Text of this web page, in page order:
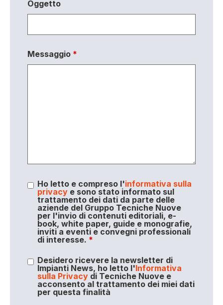
Oggetto
Messaggio *
Ho letto e compreso l'informativa sulla
privacye sono stato informato sul
trattamento dei dati da parte delle
aziende del Gruppo Tecniche Nuove
per l'invio di contenuti editoriali, e-
book, white paper, guide e monografie,
inviti a eventi e convegni professionali
di interesse. *
Desidero ricevere la newsletter di
Impianti News, ho letto l'Informativa
sulla Privacydi Tecniche Nuove e
acconsento al trattamento dei miei dati
per questa finalità